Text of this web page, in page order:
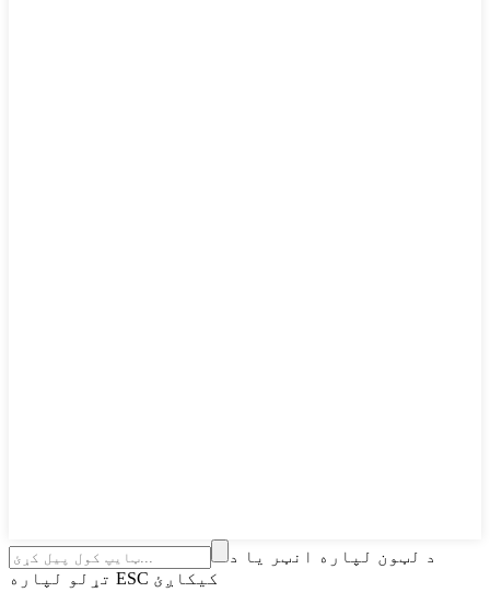
د لټون لپاره انټر یا د
تړلو لپاره ESC کیکاږئ